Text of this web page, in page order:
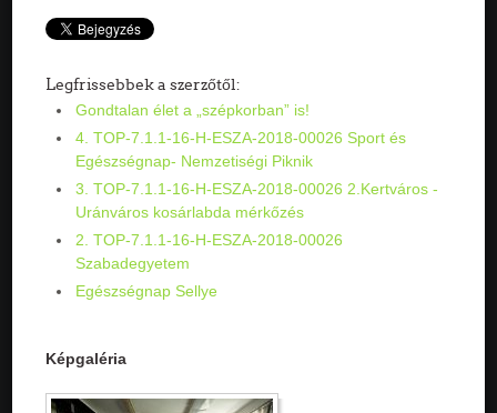
Legfrissebbek a szerzőtől:
Gondtalan élet a „szépkorban” is!
4. TOP-7.1.1-16-H-ESZA-2018-00026 Sport és
Egészségnap- Nemzetiségi Piknik
3. TOP-7.1.1-16-H-ESZA-2018-00026 2.Kertváros -
Uránváros kosárlabda mérkőzés
2. TOP-7.1.1-16-H-ESZA-2018-00026
Szabadegyetem
Egészségnap Sellye
Képgaléria